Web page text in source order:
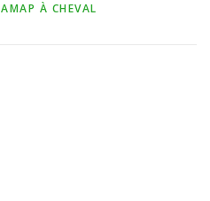
AMAP À CHEVAL